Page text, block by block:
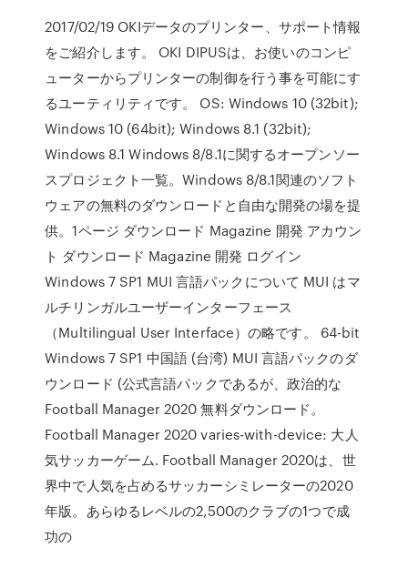
2017/02/19 OKIデータのプリンター、サポート情報
をご紹介します。 OKI DIPUSは、お使いのコンピ
ューターからプリンターの制御を行う事を可能にす
るユーティリティです。 OS: Windows 10 (32bit);
Windows 10 (64bit); Windows 8.1 (32bit);
Windows 8.1 Windows 8/8.1に関するオープンソー
スプロジェクト一覧。Windows 8/8.1関連のソフト
ウェアの無料のダウンロードと自由な開発の場を提
供。1ページ ダウンロード Magazine 開発 アカウン
ト ダウンロード Magazine 開発 ログイン
Windows 7 SP1 MUI 言語パックについて MUI はマ
ルチリンガルユーザーインターフェース
（Multilingual User Interface）の略です。 64-bit
Windows 7 SP1 中国語 (台湾) MUI 言語パックのダ
ウンロード (公式言語パックであるが、政治的な
Football Manager 2020 無料ダウンロード。
Football Manager 2020 varies-with-device: 大人
気サッカーゲーム. Football Manager 2020は、世
界中で人気を占めるサッカーシミレーターの2020
年版。あらゆるレベルの2,500のクラブの1つで成
功の